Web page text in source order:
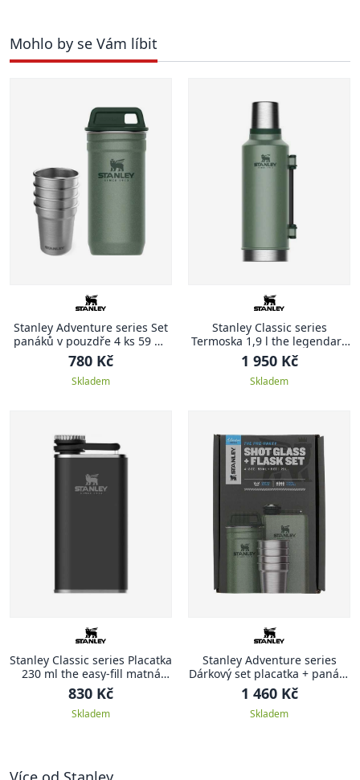
Mohlo by se Vám líbit
Stanley Adventure series Set
panáků v pouzdře 4 ks 59 ml
zelená ADVENTURE
780 Kč
Skladem
Stanley Classic series
Termoska 1,9 l the legendary
zelená CLASSIC
1 950 Kč
Skladem
Stanley Classic series Placatka
230 ml the easy-fill matná
černá CLASSIC
830 Kč
Skladem
Stanley Adventure series
Dárkový set placatka + panáky
zelená ADVENTURE
1 460 Kč
Skladem